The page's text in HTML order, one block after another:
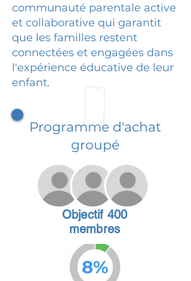
communauté parentale active
et collaborative qui garantit
que les familles restent
connectées et engagées dans
l'expérience éducative de leur
enfant.
Programme d'achat
groupé
Objectif 400
membres
8%